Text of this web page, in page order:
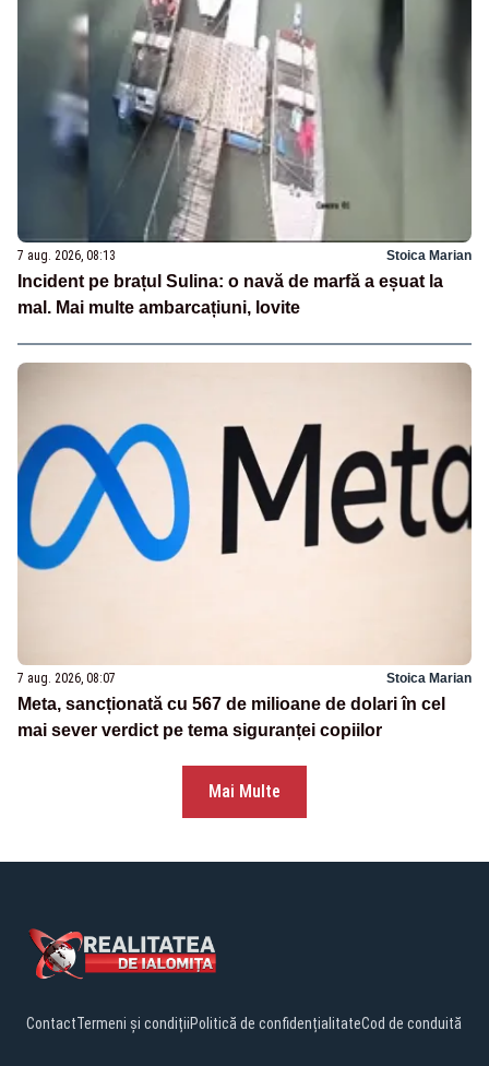
7 aug. 2026, 08:13 Stoica Marian
Incident pe brațul Sulina: o navă de marfă a eșuat la
mal. Mai multe ambarcațiuni, lovite
7 aug. 2026, 08:07 Stoica Marian
Meta, sancționată cu 567 de milioane de dolari în cel
mai sever verdict pe tema siguranței copiilor
Mai Multe
ContactTermeni și condițiiPolitică de confidențialitateCod de conduită